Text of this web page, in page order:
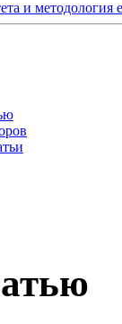
и методология